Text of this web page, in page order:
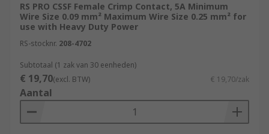
RS PRO CSSF Female Crimp Contact, 5A Minimum
Wire Size 0.09 mm² Maximum Wire Size 0.25 mm² for
use with Heavy Duty Power
RS-stocknr. 208-4702
Subtotaal (1 zak van 30 eenheden)
€ 19,70(excl. BTW) € 19,70/zak
Aantal